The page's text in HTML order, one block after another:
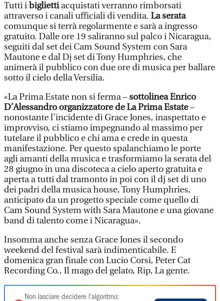
Tutti i bigliettiacquistati verranno rimborsati
attraverso i canali ufficiali di vendita. La serata
comunque si terrà regolarmente e sarà a ingresso
gratuito. Dalle ore 19 saliranno sul palco i Nicaragua,
seguiti dal set dei Cam Sound System con Sara
Mautone e dal Dj set di Tony Humphries, che
animerà il pubblico con due ore di musica per ballare
sotto il cielo della Versilia.
«La Prima Estate non si ferma –sottolinea Enrico
D’Alessandro organizzatore de La Prima Estate–
nonostante l’incidente di Grace Jones, inaspettato e
improvviso, ci stiamo impegnando al massimo per
tutelare il pubblico e chi ama e crede in questa
manifestazione. Per questo spalanchiamo le porte
agli amanti della musica e trasformiamo la serata del
28 giugno in una discoteca a cielo aperto gratuita e
aperta a tutti dal tramonto in poi con il dj set di uno
dei padri della musica house, Tony Humphries,
anticipato da un progetto speciale come quello di
Cam Sound System with Sara Mautone e una giovane
band di talento come i Nicaragua».
Insomma anche senza Grace Jones il secondo
weekend del festival sarà indimenticabile. E
domenica gran finale con Lucio Corsi, Peter Cat
Recording Co., Il mago del gelato, Rip, La gente.
Non lasciare decidere l'algoritmo: